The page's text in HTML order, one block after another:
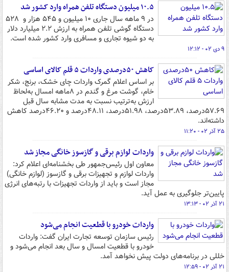
۱۰.۵ میلیون دستگاه تلفن همراه وارد کشور شد
در ۹ ماهه سال جاری ۱۰ میلیون و ۵۴۵ هزار و ۵۲۸
دستگاه گوشی تلفن همراه به ارزش ۲.۲ میلیارد دلار
به دو شیوه تجاری و مسافری وارد کشور شده است.
۹ دی ۰۲ - ۱۲:۱۲
کاهش ۵۰درصدی واردات ۵ قلم کالای اساسی
بر اساس اعلام گمرک واردات چای خشک، برنج، شکر
خام، گوشت مرغ و گندم در ۸ماهه امسال به‌لحاظ
ارزش به‌ترتیب نسبت به مدت مشابه سال قبل
۵۷.۶۹درصد، ۵۳.۸۹درصد، ۵۱.۹۸درصد، ۴۸.۱۱درصد و ۴۶.۲۰درصد کاهش
داشته‌اند.
۲۵ آذر ۰۲ - ۱۱:۲۰
واردات لوازم برقی و گازسوز خانگی مجاز شد
معاون اول رئیس‌جمهور طی بخشنامه‌ای اعلام کرد:
واردات لوازم و تجهیزات برقی و گازسوز (لوازم خانگی)
مجاز است و باید از واردات تجهیزات با رتبه‌های انرژی
پایین‌تر جلوگیری به عمل آید.
۲۱ آذر ۰۲ - ۱۳:۱۳
واردات خودرو با قطعیت انجام می‌شود
رئیس سازمان توسعه تجارت ایران گفت: واردات
خودرو با قطعیت امسال و سال بعد انجام می‌شود و
خللی در برنامه‌های دولت پیش نخواهد آمد.
۲۱ آذر ۰۲ - ۱۲:۵۹